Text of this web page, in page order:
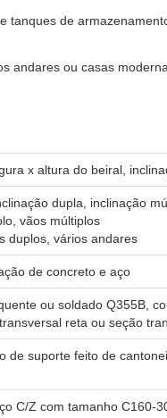
tanques de
andares ou casas
x altura do beiral,
dupla, inclinação
vãos múltiplos
duplos, vários andares
de concreto e aço
ou soldado Q355B,
reta ou seção
de suporte feito de
C/Z com tamanho C160-